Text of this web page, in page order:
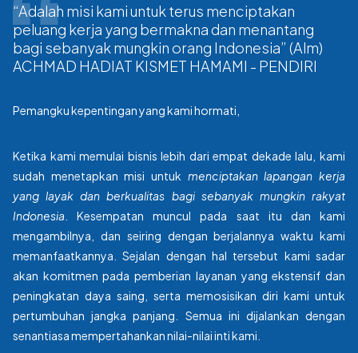
“Adalah misi kami untuk terus menciptakan
peluang kerja yang bermakna dan menantang
bagi sebanyak mungkin orang Indonesia” (Alm)
ACHMAD HADIAT KISMET HAMAMI - PENDIRI
Pemangku kepentingan yang kami hormati,
Ketika kami memulai bisnis lebih dari empat dekade lalu, kami
sudah menetapkan misi untuk menciptakan lapangan kerja
yang layak dan berkualitas bagi sebanyak mungkin rakyat
Indonesia
Kesempatan muncul pada saat itu dan kami
mengambilnya, dan seiring dengan berjalannya waktu kami
memanfaatkannya. Sejalan dengan hal tersebut kami sadar
akan komitmen pada pemberian layanan yang ekstensif dan
peningkatan daya saing, serta memosisikan diri kami untuk
pertumbuhan jangka panjang. Semua ini dijalankan dengan
senantiasa mempertahankan nilai-nilai inti kami.